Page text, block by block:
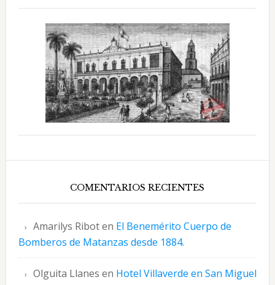
COMENTARIOS RECIENTES
Amarilys Riboten El Benemérito Cuerpo de
Bomberos de Matanzas desde 1884.
Olguita Llanes en Hotel Villaverde en San Miguel